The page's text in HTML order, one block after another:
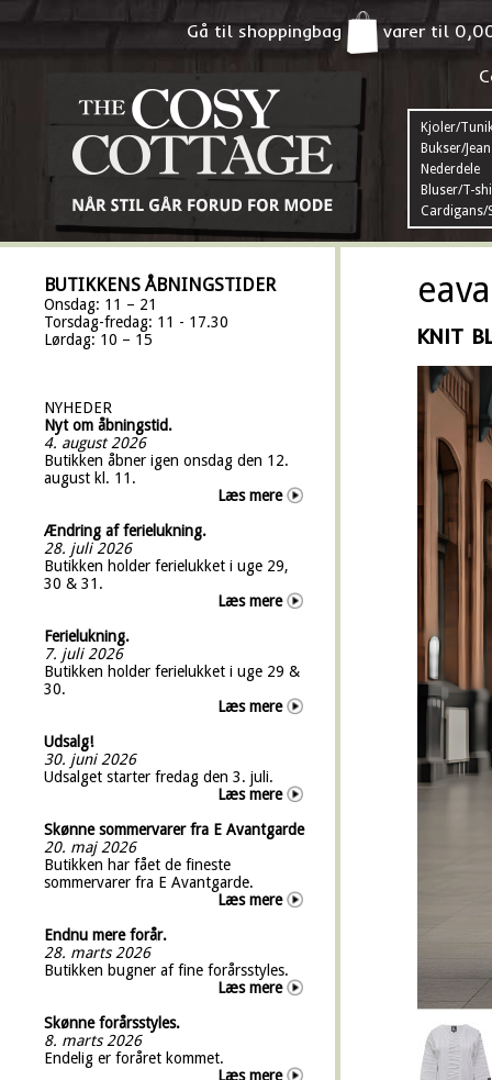
Gå til shoppingbag varer til
Kjoler/
Bukser/
Nederdele
Bluser/T-
Cardigans/
BUTIKKENS ÅBNINGSTIDER
Onsdag: 11 – 21
Torsdag-fredag: 11 - 17.30
Lørdag: 10 – 15
NYHEDER
Nyt om åbningstid.
4. august 2026
Butikken åbner igen onsdag den 12.
august kl. 11.
Læs mere
Ændring af ferielukning.
28. juli 2026
Butikken holder ferielukket i uge 29,
30 & 31.
Læs mere
Ferielukning.
7. juli 2026
Butikken holder ferielukket i uge 29 &
30.
Læs mere
Udsalg!
30. juni 2026
Udsalget starter fredag den 3. juli.
Læs mere
Skønne sommervarer fra E Avantgarde
20. maj 2026
Butikken har fået de fineste
sommervarer fra E Avantgarde.
Læs mere
Endnu mere forår.
28. marts 2026
Butikken bugner af fine forårsstyles.
Læs mere
Skønne forårsstyles.
8. marts 2026
Endelig er foråret kommet.
Læs mere
KNIT